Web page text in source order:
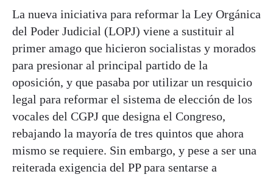
La nueva iniciativa para reformar la Ley Orgánica
del Poder Judicial (LOPJ) viene a sustituir al
primer amago que hicieron socialistas y morados
para presionar al principal partido de la
oposición, y que pasaba por utilizar un resquicio
legal para reformar el sistema de elección de los
vocales del CGPJ que designa el Congreso,
rebajando la mayoría de tres quintos que ahora
mismo se requiere. Sin embargo, y pese a ser una
reiterada exigencia del PP para sentarse a